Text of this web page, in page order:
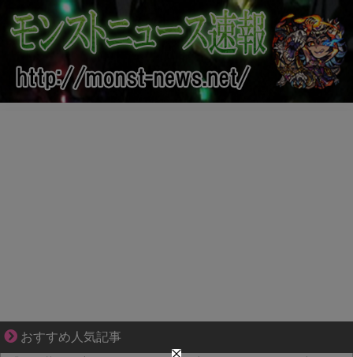
おすすめ人気記事
ずっと好き。俺はストーカーなんかじゃない。